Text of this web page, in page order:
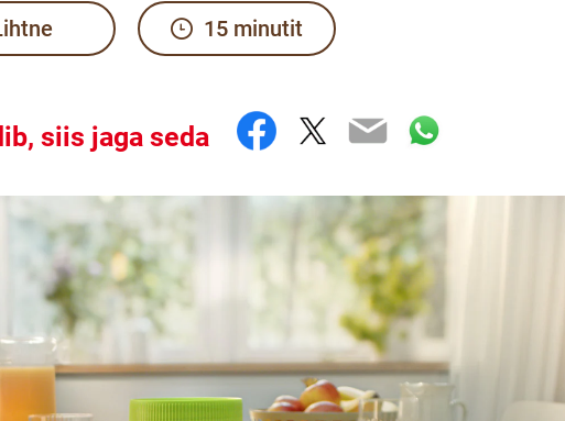
15 minutit
siis jaga seda Facebook
Twitter
EmailWhatsApp